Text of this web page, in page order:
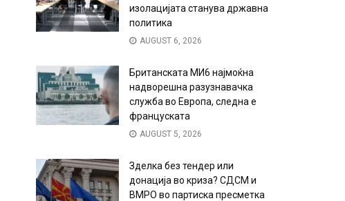
изолацијата станува државна
политика
AUGUST 6, 2026
Британската МИ6 најмоќна
надворешна разузнавачка
служба во Европа, следна е
француската
AUGUST 5, 2026
Зделка без тендер или
донација во криза? СДСМ и
ВМРО во партиска пресметка